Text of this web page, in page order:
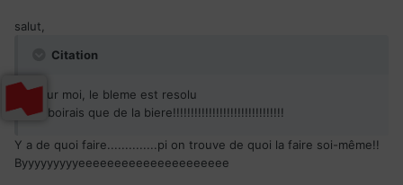
salut,
Citation
pour moi, le bleme est resolu
j'y boirais que de la biere!!!!!!!!!!!!!!!!!!!!!!!!!!!!!!!
Y a de quoi faire..............pi on trouve de quoi la faire soi-même!!
Byyyyyyyyyeeeeeeeeeeeeeeeeeeeee